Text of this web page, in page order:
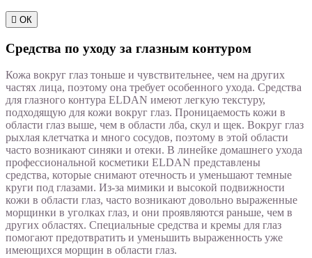
 ОК
Средства по уходу за глазным контуром
Кожа вокруг глаз тоньше и чувствительнее, чем на других
частях лица, поэтому она требует особенного ухода. Средства
для глазного контура ELDAN имеют легкую текстуру,
подходящую для кожи вокруг глаз. Проницаемость кожи в
области глаз выше, чем в области лба, скул и щек. Вокруг глаз
рыхлая клетчатка и много сосудов, поэтому в этой области
часто возникают синяки и отеки. В линейке домашнего ухода
профессиональной косметики ELDAN представлены
средства, которые снимают отечность и уменьшают темные
круги под глазами. Из-за мимики и высокой подвижности
кожи в области глаз, часто возникают довольно выраженные
морщинки в уголках глаз, и они проявляются раньше, чем в
других областях. Специальные средства и кремы для глаз
помогают предотвратить и уменьшить выраженность уже
имеющихся морщин в области глаз.